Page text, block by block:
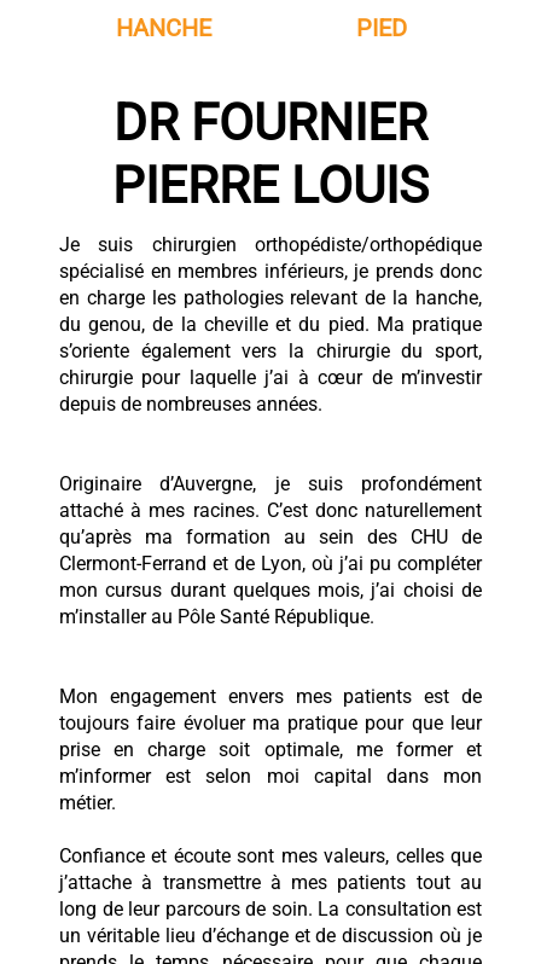
PIED
HANCHE
DR FOURNIER
PIERRE LOUIS
Je suis chirurgien orthopédiste/orthopédique
spécialisé en membres inférieurs, je prends donc
en charge les pathologies relevant de la hanche,
du genou, de la cheville et du pied. Ma pratique
s’oriente également vers la chirurgie du sport,
chirurgie pour laquelle j’ai à cœur de m’investir
depuis de nombreuses années.
Originaire d’Auvergne, je suis profondément
attaché à mes racines. C’est donc naturellement
qu’après ma formation au sein des CHU de
Clermont-Ferrand et de Lyon, où j’ai pu compléter
mon cursus durant quelques mois, j’ai choisi de
m’installer au Pôle Santé République.
Mon engagement envers mes patients est de
toujours faire évoluer ma pratique pour que leur
prise en charge soit optimale, me former et
m’informer est selon moi capital dans mon
métier.
Confiance et écoute sont mes valeurs, celles que
j’attache à transmettre à mes patients tout au
long de leur parcours de soin. La consultation est
un véritable lieu d’échange et de discussion où je